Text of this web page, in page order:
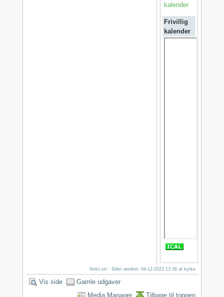
kalender
Frivillig
kalender
flotto.txt · Sidst ændret: 04-12-2023 13:36 af kyrke
Vis side
Gamle udgaver
Media Manager
Tilbage til toppen